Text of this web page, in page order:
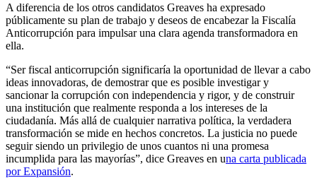
A diferencia de los otros candidatos Greaves ha expresado
públicamente su plan de trabajo y deseos de encabezar la Fiscalía
Anticorrupción para impulsar una clara agenda transformadora en
ella.
“Ser fiscal anticorrupción significaría la oportunidad de llevar a cabo
ideas innovadoras, de demostrar que es posible investigar y
sancionar la corrupción con independencia y rigor, y de construir
una institución que realmente responda a los intereses de la
ciudadanía. Más allá de cualquier narrativa política, la verdadera
transformación se mide en hechos concretos. La justicia no puede
seguir siendo un privilegio de unos cuantos ni una promesa
incumplida para las mayorías”, dice Greaves en una carta publicada
por Expansión.